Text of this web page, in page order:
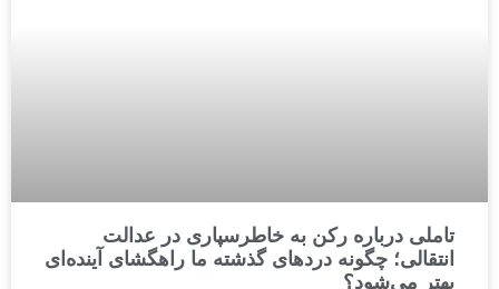
تاملی درباره رکن به خاطرسپاری در عدالت
انتقالی؛ چگونه دردهای گذشته ما راهگشای آینده‌ای
بهتر می‌شود؟